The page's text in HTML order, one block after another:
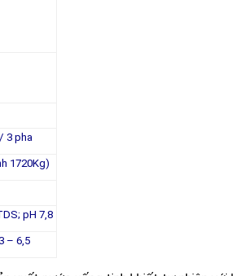
3 pha
1720Kg)
pH 7,8
– 6,5